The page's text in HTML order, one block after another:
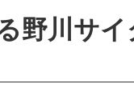
野川サ